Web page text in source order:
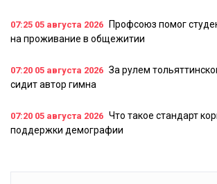
07:25 05 августа 2026
Профсоюз помог
на проживание в общежитии
07:20 05 августа 2026 За рулем
сидит автор гимна
07:20 05 августа 2026 Что такое стандарт
поддержки демографии